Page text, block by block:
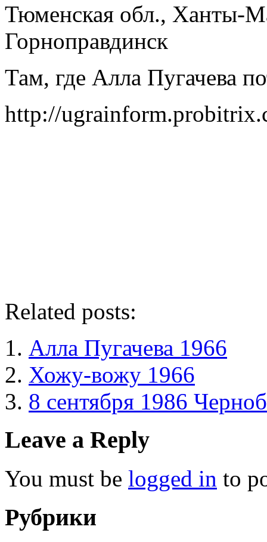
Тюменская обл., Ханты-
Горноправдинск
Там, где Алла Пугачева
http://
Related posts:
Алла Пугачева 1966
Хожу-вожу 1966
8 сентября 1986
Leave a Reply
You must be logged in to
Рубрики